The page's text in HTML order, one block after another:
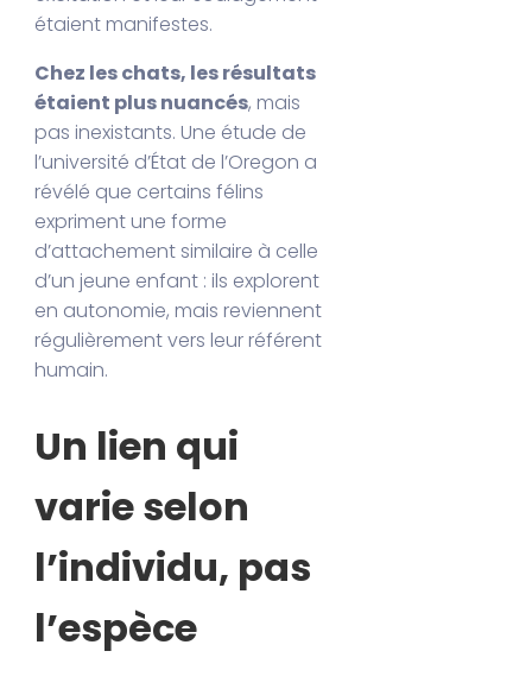
étaient manifestes.
Chez les chats, les résultats
étaient plus nuancés, mais
pas inexistants. Une étude de
l’université d’État de l’Oregon a
révélé que certains félins
expriment une forme
d’attachement similaire à celle
d’un jeune enfant : ils explorent
en autonomie, mais reviennent
régulièrement vers leur référent
humain.
Un lien qui
varie selon
l’individu, pas
l’espèce